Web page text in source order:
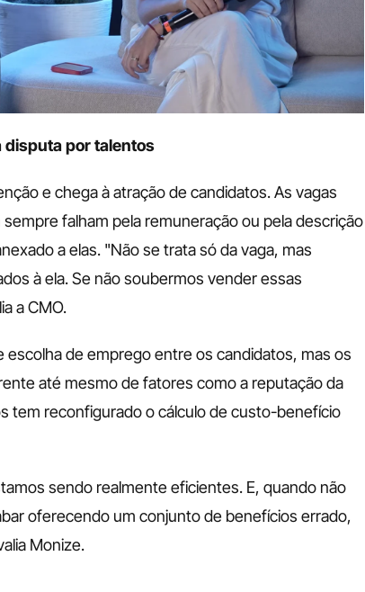
disputa por talentos
e chega à atração de candidatos. As vagas
falham pela remuneração ou pela descrição
a elas. "Não se trata só da vaga, mas
à ela. Se não soubermos vender essas
a CMO.
escolha de emprego entre os candidatos, mas os
até mesmo de fatores como a reputação da
tem reconfigurado o cálculo de custo-benefício
sendo realmente eficientes. E, quando não
oferecendo um conjunto de benefícios errado,
Monize.